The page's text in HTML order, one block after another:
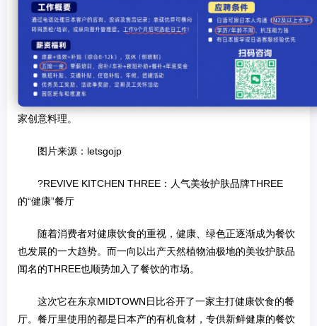
灵魂所在。
图片来源：letsgojp、步步日本
虽然音乐是核心，在餐饮部分也丝毫不马虎，午餐和下午茶
时段以清爽的餐点为主，晚餐的菜色有许多融合和风与洋风的独
家创意料理。
图片来源：letsgojp
?REVIVE KITCHEN THREE：人气美妆护肤品牌THREE
的“健康”餐厅
随着消费者对健康饮食的重视，健康、绿色正逐渐成为餐饮
也发展的一大趋势。而一向以出产天然植物油极地的美妆护肤品
闻名的THREE也顺势加入了餐饮的市场。
这次它在东京MIDTOWN日比谷开了一家主打健康饮食的餐
厅。餐厅里使用的都是日本产的有机食材，专供新鲜健康的餐饮